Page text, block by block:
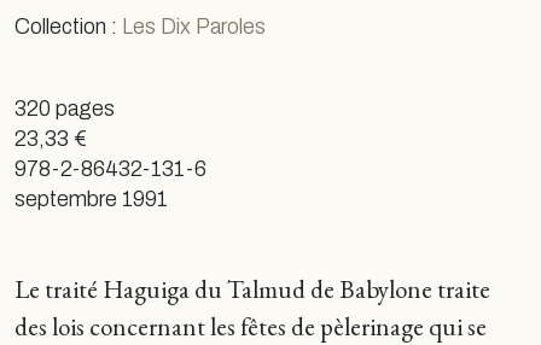
Collection : Les Dix Paroles
320 pages
23,33 €
978-2-86432-131-6
septembre 1991
Le traité Haguiga du Talmud de Babylone traite
des lois concernant les fêtes de pèlerinage qui se